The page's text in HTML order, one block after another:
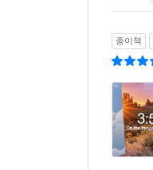
간만이 하
당시에 죽
어째서 가
은 나 대신
게 신학적
르러 ‘내
아니다. 그
완수한다.
친절하여
이룬 책이
- 김학철 (
구더는 성
종이책